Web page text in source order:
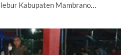
Kabupaten Mambrano…